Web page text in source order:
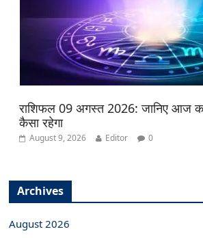
राशिफल 09 अगस्त 2026: जानिए आज
कैसा रहेगा
August 9, 2026 Editor 0
Archives
August 2026